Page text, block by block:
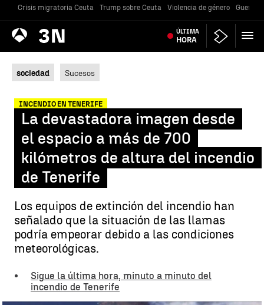
Crisis migratoria Ceuta Trump sobre Ceuta Violencia de género Guerra
Antena
3 Noticias ÚLTIMA
HORA
sociedad Sucesos
INCENDIO EN TENERIFE
La devastadora imagen desde
el espacio a más de 700
kilómetros de altura del incendio
de Tenerife
Los equipos de extinción del incendio han
señalado que la situación de las llamas
podría empeorar debido a las condiciones
meteorológicas.
Sigue la última hora, minuto a minuto del
incendio de Tenerife